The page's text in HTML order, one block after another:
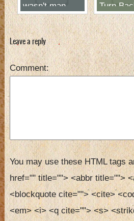
wasn't man
enough-Toni
Braxton
Turn
Tak
Leave a reply
Comment
You may use these HTML tags
href="" title=""> <abbr title="">
<blockquote cite=""> <cite>
<em> <i> <q cite=""> <s>